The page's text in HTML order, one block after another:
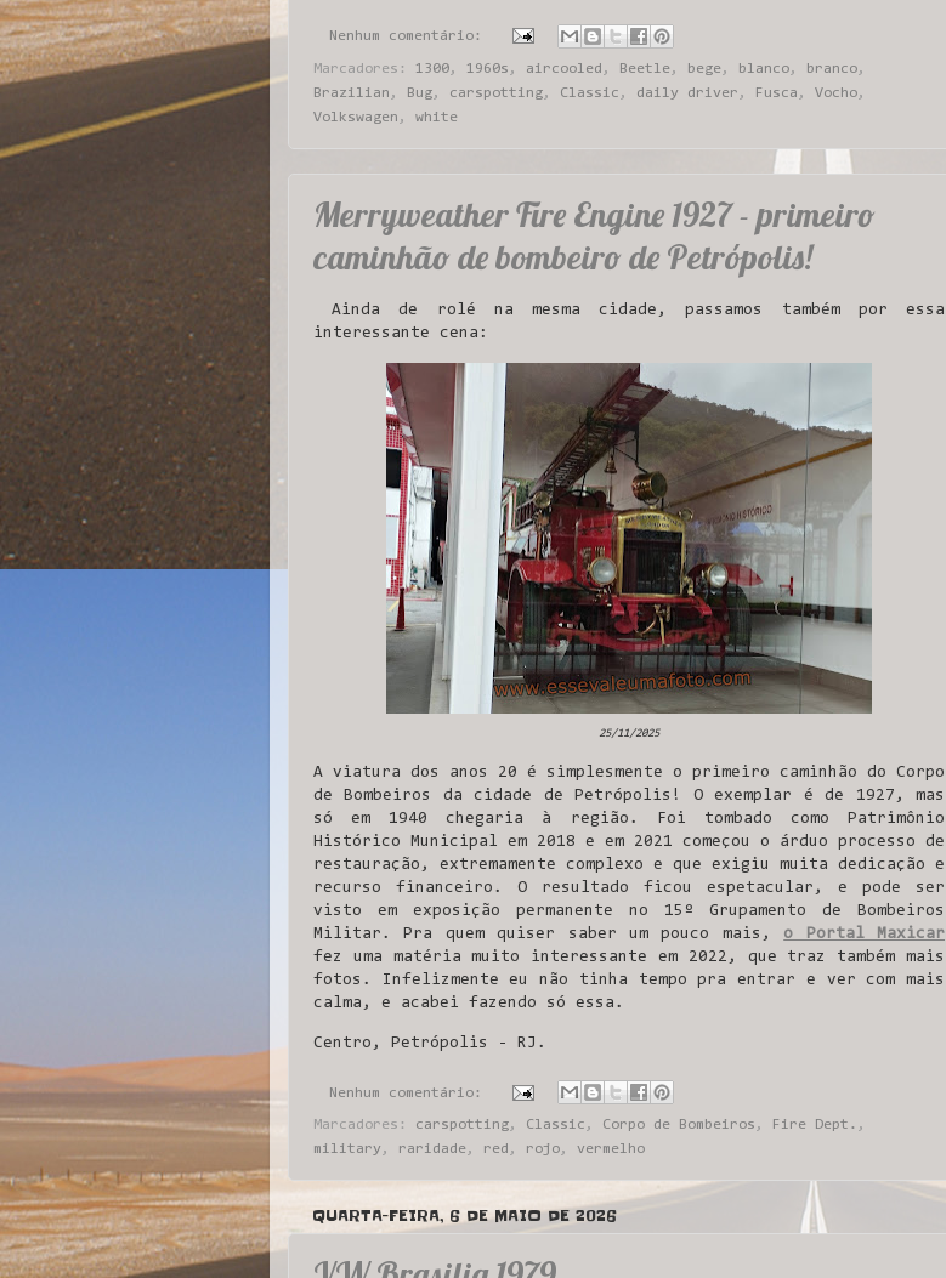
Nenhum comentário:
Marcadores: 1300, 1960s , aircooled , Beetle, bege, blanco, branco,
Brazilian , Bug, carspotting, Classic , daily driver , Fusca , Vocho,
Volkswagen , white
Merryweather Fire Engine 1927 - primeiro
caminhão de bombeiro de Petrópolis!
Ainda de rolé na mesma cidade, passamos também por essa
interessante cena:
25/11/2025
A viatura dos anos 20 é simplesmente o primeiro caminhão do Corpo
de Bombeiros da cidade de Petrópolis! O exemplar é de 1927, mas
só em 1940 chegaria à região. Foi tombado como Patrimônio
Histórico Municipal em 2018 e em 2021 começou o árduo processo de
restauração, extremamente complexo e que exigiu muita dedicação e
recurso financeiro. O resultado ficou espetacular, e pode ser
visto em exposição permanente no 15º Grupamento de Bombeiros
Militar. Pra quem quiser saber um pouco mais, o Portal Maxicar
fez uma matéria muito interessante em 2022, que traz também mais
fotos. Infelizmente eu não tinha tempo pra entrar e ver com mais
calma, e acabei fazendo só essa.
Centro, Petrópolis - RJ.
Nenhum comentário:
Marcadores: carspotting, Classic , Corpo de Bombeiros , Fire Dept. ,
military , raridade, red , rojo, vermelho
QUARTA-FEIRA, 6 DE MAIO DE 2026